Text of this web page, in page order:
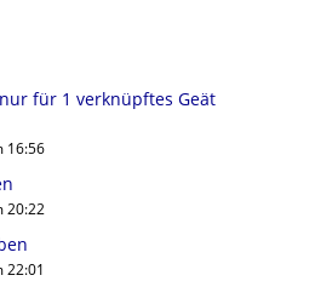
für 1 verknüpftes Geät
16:56
20:22
22:01